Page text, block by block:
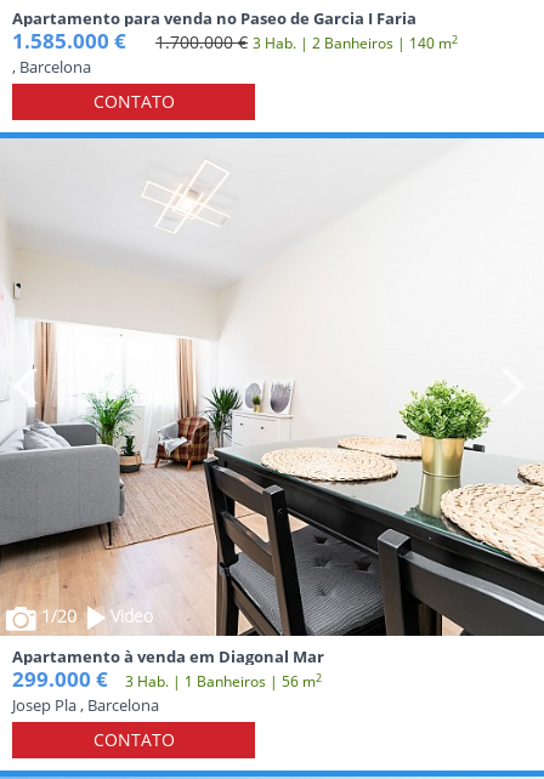
Apartamento para venda no Paseo de Garcia I Faria
1.585.000 € 1.700.000 € 3 Hab. | 2 Banheiros | 140 m2
, Barcelona
CONTATO
1/20 Video
Apartamento à venda em Diagonal Mar
299.000 € 3 Hab. | 1 Banheiros | 56 m2
Josep Pla , Barcelona
CONTATO